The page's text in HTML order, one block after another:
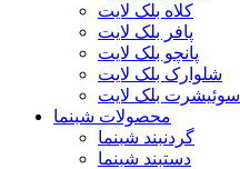
کلاه بلک لایت
پافر بلک لایت
پانچو بلک لایت
شلوارک بلک لایت
سوئیشرت بلک لایت
محصولات شبنما
گردنبند شبنما
دستبند شبنما